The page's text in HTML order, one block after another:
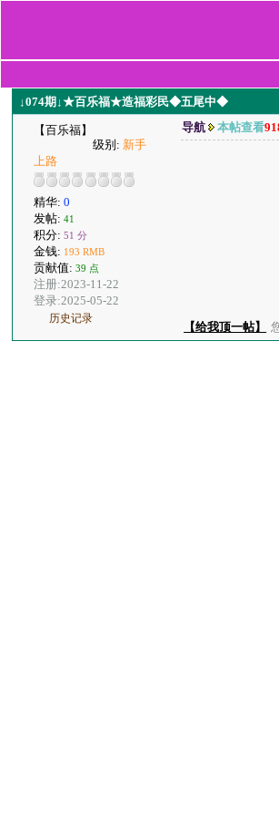
↓074期↓★百乐福★造福彩民◆五尾中◆
【百乐福】
级别: 新手
上路
精华:0
发帖:41
积分:51 分
金钱: 193 RMB
贡献值:39 点
注册:2023-11-22
登录:2025-05-22
历史记录
导航 本帖查看
【给我顶一帖】